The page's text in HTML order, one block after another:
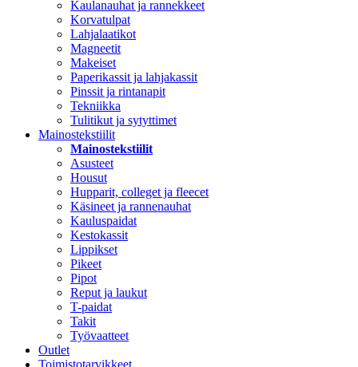
Kaulanauhat ja rannekkeet
Korvatulpat
Lahjalaatikot
Magneetit
Makeiset
Paperikassit ja lahjakassit
Pinssit ja rintanapit
Tekniikka
Tulitikut ja sytyttimet
Mainostekstiilit
Mainostekstiilit
Asusteet
Housut
Hupparit, colleget ja fleecet
Käsineet ja rannenauhat
Kauluspaidat
Kestokassit
Lippikset
Pikeet
Pipot
Reput ja laukut
T-paidat
Takit
Työvaatteet
Outlet
Toimistotarvikkeet